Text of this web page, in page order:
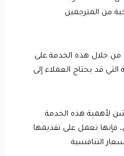
من المترجمين
خلال هذه الخدمة على
التي قد يحتاج العملاء إلى
لأهمية هذه الخدمة
فإنها تعمل على تقديمها
التنافسية.